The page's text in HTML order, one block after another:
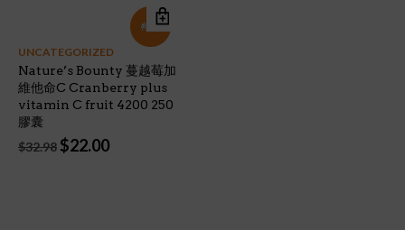
特價!
UNCATEGORIZED
Nature’s Bounty 蔓越莓加
維他命C Cranberry plus
vitamin C fruit 4200 250
膠囊
$32.98 Original
$22.00Current